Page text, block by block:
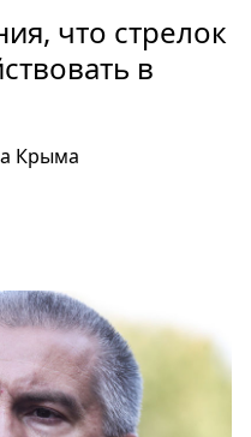
что стрелок
в
Крыма